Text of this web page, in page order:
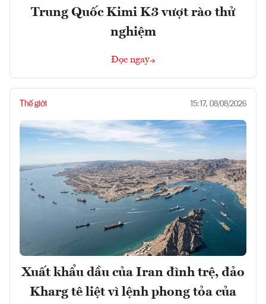
Trung Quốc Kimi K3 vượt rào thử
nghiệm
Đọc ngay
Thế giới 15:17, 08/08/2026
Xuất khẩu dầu của Iran đình trệ, đảo
Kharg tê liệt vì lệnh phong tỏa của